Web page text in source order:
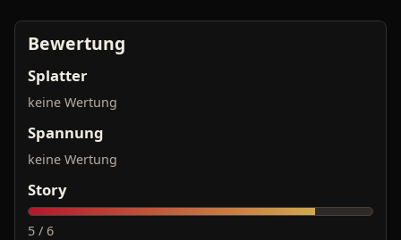
Bewertung
Splatter
keine Wertung
Spannung
keine Wertung
Story
5 / 6